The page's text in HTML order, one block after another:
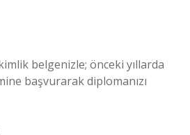
belgenizle; önceki yıllarda
başvurarak diplomanızı